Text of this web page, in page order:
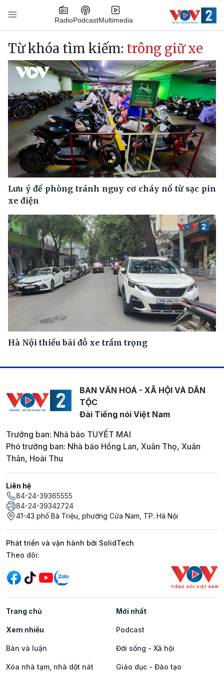
Nhảy đến nội dung
RadioPodcastMultimedia
Main navigation
Từ khóa tìm kiếm: trông giữ xe
Lưu ý để phòng tránh nguy cơ cháy nổ từ sạc pin
xe điện
Hà Nội thiếu bãi đỗ xe trầm trọng
BAN VĂN HOÁ - XÃ HỘI VÀ DÂN
TỘC
Đài Tiếng nói Việt Nam
Trưởng ban: Nhà báo TUYẾT MAI
Phó trưởng ban: Nhà báo Hồng Lan, Xuân Thọ, Xuân
Thân, Hoài Thu
Liên hệ
84-24-39365555
84-24-39342724
41-43 phố Bà Triệu, phường Cửa Nam, TP. Hà Nội
Phát triển và vận hành bởi SolidTech
Mạng xã hội
Theo dõi:
Trang chủ Mới nhất
Xem nhiều Podcast
Bàn và luận Đời sống - Xã hội
Xóa nhà tạm, nhà dột nát Giáo dục - Đào tạo